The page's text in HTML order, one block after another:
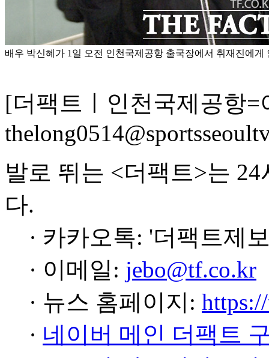
배우 박신혜가 1일 오전 인천국제공항 출국장에서 취재진에
[더팩트ㅣ인천국제공항=
발로 뛰는 <더팩트>는
다.
· 카카오톡: '더팩트제
· 이메일: jebo@tf.co.kr
· 뉴스 홈페이지:
· 네이버 메인 더팩트